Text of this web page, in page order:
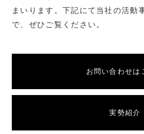
まいります。 下記にて当社の活動
で、ぜひご覧ください。
お問い合わせは
実勢紹介